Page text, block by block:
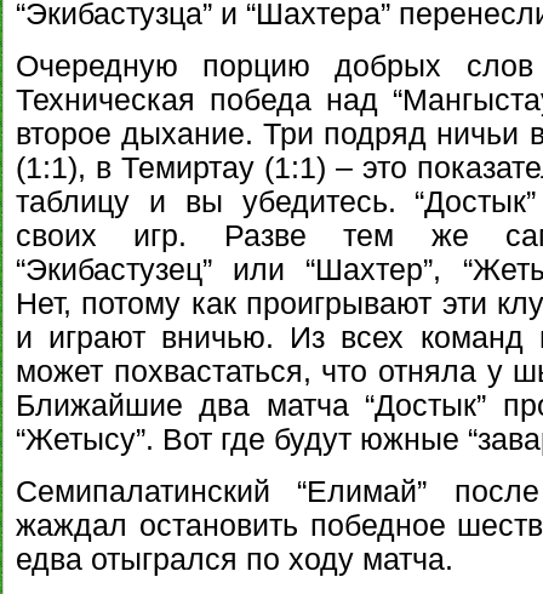
“Экибастузца” и “Шахтера”
Очередную порцию добрых
Техническая победа над
второе дыхание. Три подряд
(1:1), в Темиртау (1:1) – это
таблицу и вы убедитесь.
своих игр. Разве тем же
“Экибастузец” или “Шахтер”,
Нет, потому как проигрывают эти
и играют вничью. Из всех команд
может похвастаться, что отняла у
Ближайшие два матча “Достык”
“Жетысу”. Вот где будут южные
Семипалатинский “Елимай”
жаждал остановить победное
едва отыгрался по ходу матча.